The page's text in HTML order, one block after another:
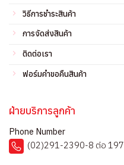
วิธีการชำระสินค้า
การจัดส่งสินค้า
ติดต่อเรา
ฟอร์มคำขอคืนสินค้า
ฝ่ายบริการลูกค้า
Phone Number
(02)291-2390-8 ต่อ 197